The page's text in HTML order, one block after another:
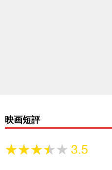
映画短評
★★★★★
★★★★★ 3.5